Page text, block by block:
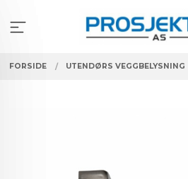
innholdet
FORSIDE UTENDØRS VEGGBELYSNING